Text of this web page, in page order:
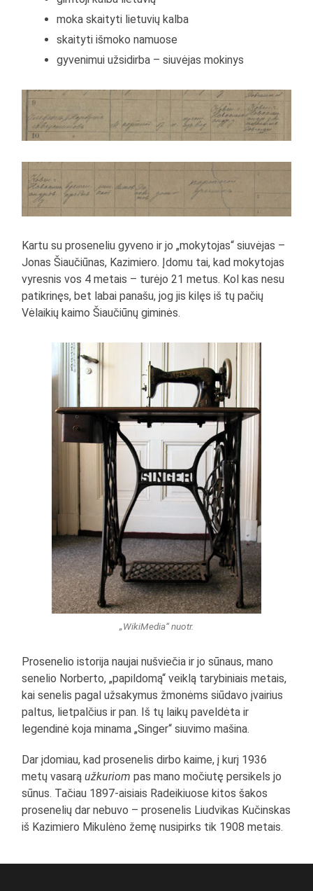
moka skaityti lietuvių kalba
skaityti išmoko namuose
gyvenimui užsidirba – siuvėjas mokinys
Kartu su proseneliu gyveno ir jo „mokytojas“ siuvėjas –
Jonas Šiaučiūnas, Kazimiero. Įdomu tai, kad mokytojas
vyresnis vos 4 metais – turėjo 21 metus. Kol kas nesu
patikrinęs, bet labai panašu, jog jis kilęs iš tų pačių
Vėlaikių kaimo Šiaučiūnų giminės.
„WikiMedia“ nuotr.
Prosenelio istorija naujai nušviečia ir jo sūnaus, mano
senelio Norberto, „papildomą“ veiklą tarybiniais metais,
kai senelis pagal užsakymus žmonėms siūdavo įvairius
paltus, lietpalčius ir pan. Iš tų laikų paveldėta ir
legendinė koja minama „Singer“ siuvimo mašina.
Dar įdomiau, kad prosenelis dirbo kaime, į kurį 1936
metų vasarąužkuriom pas mano močiutę persikels jo
sūnus. Tačiau 1897-aisiais Radeikiuose kitos šakos
prosenelių dar nebuvo – prosenelis Liudvikas Kučinskas
iš Kazimiero Mikulėno žemę nusipirks tik 1908 metais.